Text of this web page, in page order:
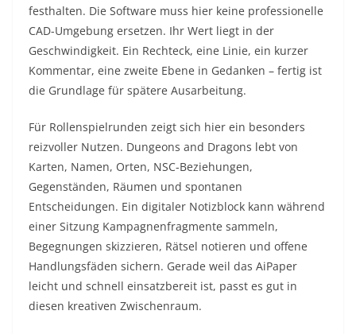
festhalten. Die Software muss hier keine professionelle
CAD-Umgebung ersetzen. Ihr Wert liegt in der
Geschwindigkeit. Ein Rechteck, eine Linie, ein kurzer
Kommentar, eine zweite Ebene in Gedanken – fertig ist
die Grundlage für spätere Ausarbeitung.
Für Rollenspielrunden zeigt sich hier ein besonders
reizvoller Nutzen. Dungeons and Dragons lebt von
Karten, Namen, Orten, NSC-Beziehungen,
Gegenständen, Räumen und spontanen
Entscheidungen. Ein digitaler Notizblock kann während
einer Sitzung Kampagnenfragmente sammeln,
Begegnungen skizzieren, Rätsel notieren und offene
Handlungsfäden sichern. Gerade weil das AiPaper
leicht und schnell einsatzbereit ist, passt es gut in
diesen kreativen Zwischenraum.